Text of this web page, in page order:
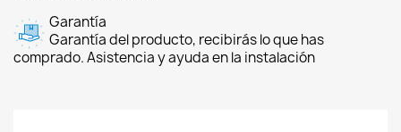
Garantía
Garantía del producto, recibirás lo que has
comprado. Asistencia y ayuda en la instalación